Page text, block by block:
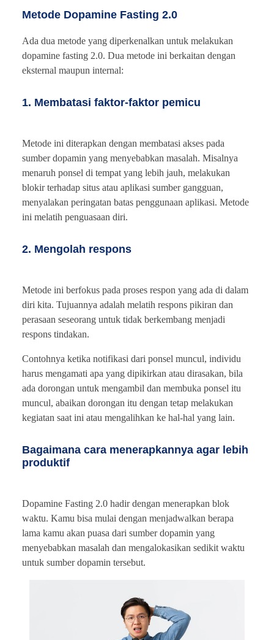
Metode Dopamine Fasting 2.0
Ada dua metode yang diperkenalkan untuk melakukan
dopamine fasting 2.0. Dua metode ini berkaitan dengan
eksternal maupun internal:
1. Membatasi faktor-faktor pemicu
Metode ini diterapkan dengan membatasi akses pada
sumber dopamin yang menyebabkan masalah. Misalnya
menaruh ponsel di tempat yang lebih jauh, melakukan
blokir terhadap situs atau aplikasi sumber gangguan,
menyalakan peringatan batas penggunaan aplikasi. Metode
ini melatih penguasaan diri.
2. Mengolah respons
Metode ini berfokus pada proses respon yang ada di dalam
diri kita. Tujuannya adalah melatih respons pikiran dan
perasaan seseorang untuk tidak berkembang menjadi
respons tindakan.
Contohnya ketika notifikasi dari ponsel muncul, individu
harus mengamati apa yang dipikirkan atau dirasakan, bila
ada dorongan untuk mengambil dan membuka ponsel itu
muncul, abaikan dorongan itu dengan tetap melakukan
kegiatan saat ini atau mengalihkan ke hal-hal yang lain.
Bagaimana cara menerapkannya agar lebih
produktif
Dopamine Fasting 2.0 hadir dengan menerapkan blok
waktu. Kamu bisa mulai dengan menjadwalkan berapa
lama kamu akan puasa dari sumber dopamin yang
menyebabkan masalah dan mengalokasikan sedikit waktu
untuk sumber dopamin tersebut.